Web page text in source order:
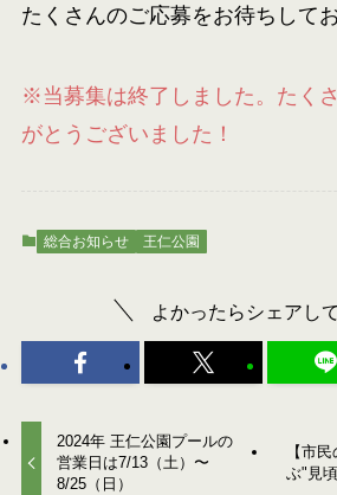
たくさんのご応募をお待ちしてお
※当募集は終了しました。たく
がとうございました！
総合お知らせ 王仁公園
よかったらシェアし
2024年 王仁公園プールの
営業日は7/13（土）〜
8/25（日）
【市
ぶ"見